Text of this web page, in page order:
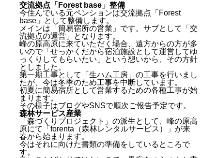
交流拠点「Forest base」整備
今住んでいる元ペンションは交流拠点「Forest
base」として整備します。
メインは「簡易宿所の営業」です。サブとして「交
流拠点の運営」となります。
峰の原高原に来ていただく場合、遠方からの方が多
いので「せっかくだから宿泊施設として運営してゆ
っくりしてもらいたい」という想いから、その方針
としました。
第一期工事として「生ハム工房」の工事を行いまし
たが、今は冬季のため工事を中断しています。
初夏に簡易宿所として営業するための各種工事が始
まります。
その様子はブログやSNSで順次ご報告予定です。
森林サービス産業
「森づくりプロジェクト」の派生として、峰の原高
原にて「forenta（森林レンタルサービス）」が来
春から始まります。
今はそれに向けた書類の準備をしているところで
す。